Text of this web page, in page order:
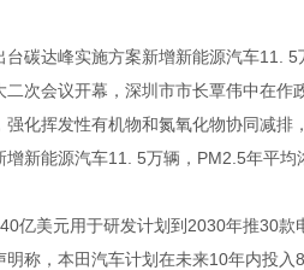
碳达峰实施方案新增新能源汽车11. 5
会议开幕，深圳市市长覃伟中在作
强化挥发性有机物和氮氧化物协同减
新能源汽车11. 5万辆，PM2.5年平均
美元用于研发计划到2030年推30款
，本田汽车计划在未来10年内投入